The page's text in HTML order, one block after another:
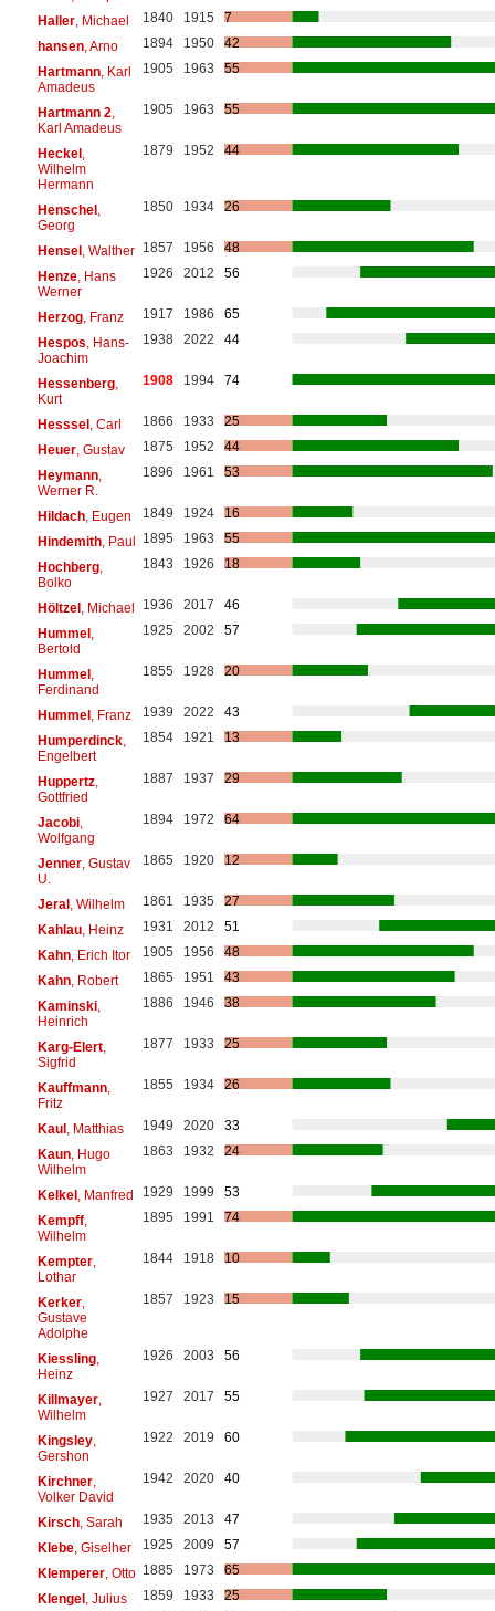
Haller, Michael 1840 1915
7
hansen, Arno 1894 1950
42
Hartmann, Karl
Amadeus
1905 1963 55
Hartmann 2
Karl Amadeus
1905 1963 55
Heckel,
Wilhelm
Hermann
1879 1952 44
Henschel,
Georg
1850 1934 26
Hensel, Walther 1857 1956
48
Henze, Hans
Werner
1926 2012 56
Herzog, Franz 1917 1986
65
Hespos , Hans-
Joachim
1938 2022 44
Hessenberg,
Kurt
1908 1994 74
Hesssel, Carl 1866 1933
25
Heuer, Gustav 1875 1952
44
Heymann,
Werner R.
1896 1961 53
Hildach, Eugen 1849 1924
16
Hindemith, Paul 1895 1963
55
Hochberg,
Bolko
1843 1926 18
Höltzel, Michael 1936 2017
46
Hummel,
Bertold
1925 2002 57
Hummel,
Ferdinand
1855 1928 20
Hummel, Franz 1939 2022
43
Humperdinck,
Engelbert
1854 1921 13
Huppertz,
Gottfried
1887 1937 29
Jacobi,
Wolfgang
1894 1972 64
Jenner, Gustav
U.
1865 1920 12
Jeral, Wilhelm 1861 1935
27
Kahlau, Heinz 1931 2012
51
Kahn, Erich Itor 1905 1956
48
Kahn, Robert 1865 1951
43
Kaminski,
Heinrich
1886 1946 38
Karg-Elert,
Sigfrid
1877 1933 25
Kauffmann,
Fritz
1855 1934 26
Kaul, Matthias 1949 2020
33
Kaun, Hugo
Wilhelm
1863 1932 24
Kelkel, Manfred 1929 1999
53
Kempff,
Wilhelm
1895 1991 74
Kempter,
Lothar
1844 1918 10
Kerker,
Gustave
Adolphe
1857 1923 15
Kiessling,
Heinz
1926 2003 56
Killmayer,
Wilhelm
1927 2017 55
Kingsley,
Gershon
1922 2019 60
Kirchner,
Volker David
1942 2020 40
Kirsch, Sarah 1935 2013
47
Klebe, Giselher 1925 2009
57
Klemperer, Otto 1885 1973
65
Klengel, Julius 1859 1933
25